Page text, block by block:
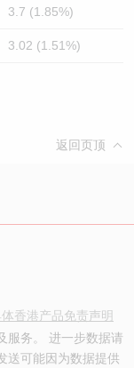
3.7 (1.85%)
3.02 (1.51%)
返回页顶
体香港产品免责声明
服务。 进一步数据请
送可能因为数据提供